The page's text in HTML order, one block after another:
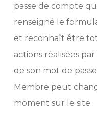
passe de compte
renseigné le
et reconnaît être
actions réalisées
de son mot de
Membre peut
moment sur le site .